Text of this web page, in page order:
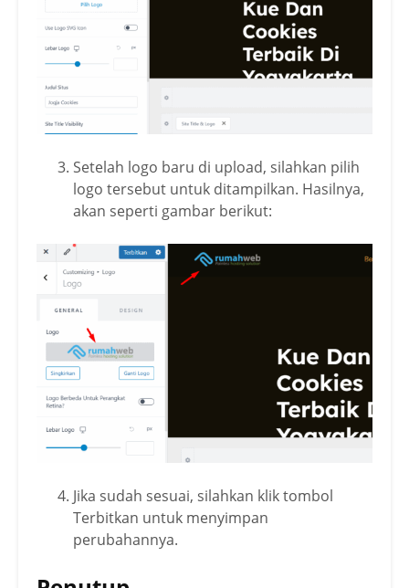
Setelah logo baru di upload, silahkan pilih
logo tersebut untuk ditampilkan. Hasilnya,
akan seperti gambar berikut:
Jika sudah sesuai, silahkan klik tombol
Terbitkan untuk menyimpan
perubahannya.